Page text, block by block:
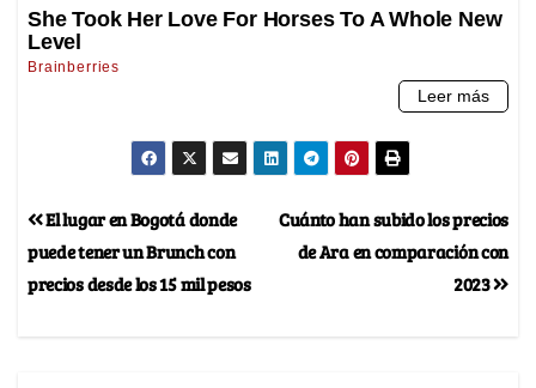
Cuánto han subido los precios
de Ara en comparación con
2023
El lugar en Bogotá donde
puede tener un Brunch con
precios desde los 15 mil pesos